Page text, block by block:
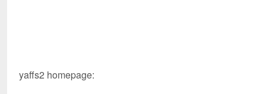
yaffs2 homepage: